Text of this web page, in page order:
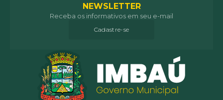
NEWSLETTER
Receba os informativos em seu e-mail
Cadastre-se